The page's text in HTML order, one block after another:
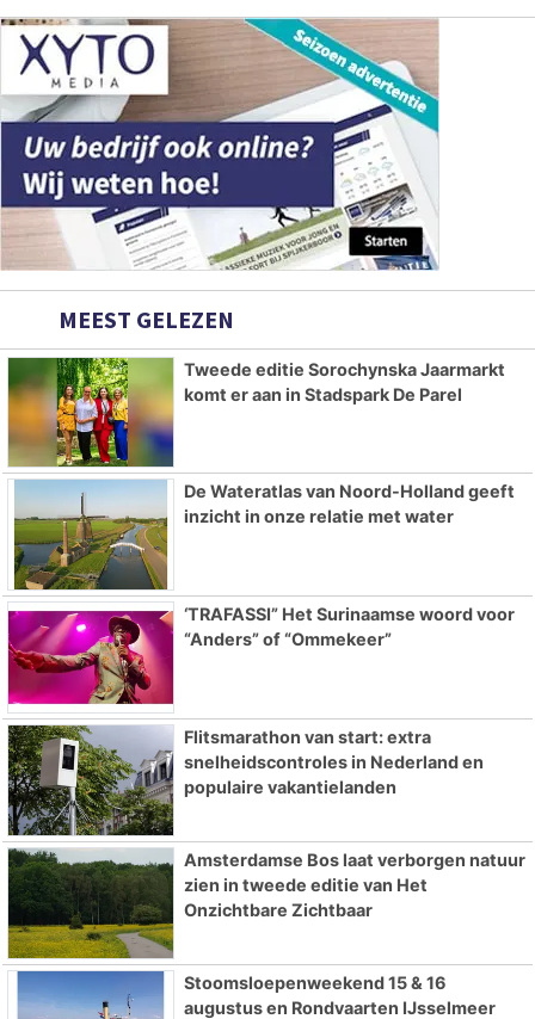
MEEST GELEZEN
Tweede editie Sorochynska Jaarmarkt
komt er aan in Stadspark De Parel
De Wateratlas van Noord-Holland geeft
inzicht in onze relatie met water
‘TRAFASSI” Het Surinaamse woord voor
“Anders” of “Ommekeer”
Flitsmarathon van start: extra
snelheidscontroles in Nederland en
populaire vakantielanden
Amsterdamse Bos laat verborgen natuur
zien in tweede editie van Het
Onzichtbare Zichtbaar
Stoomsloepenweekend 15 & 16
augustus en Rondvaarten IJsselmeer